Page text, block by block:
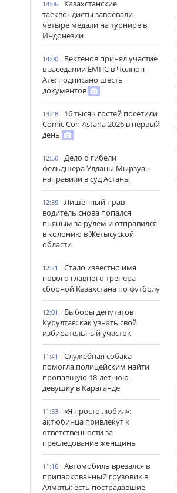
14:06
Казахстанские
таеквондисты завоевали
четыре медали на турнире в
Индонезии
14:00
Бектенов принял участие
в заседании ЕМПС в Чолпон-
Ате: подписано шесть
документов
13:48
16 тысяч гостей посетили
Comic Con Astana 2026 в первый
день
12:50
Дело о гибели
фельдшера Улданы Мырзуан
направили в суд Астаны
12:39
Лишённый прав
водитель снова попался
пьяным за рулём и отправился
в колонию в Жетысуской
области
12:21
Стало известно имя
нового главного тренера
сборной Казахстана по футболу
12:01
Выборы депутатов
Курултая: как узнать свой
избирательный участок
11:41
Служебная собака
помогла полицейским найти
пропавшую 18-летнюю
девушку в Караганде
11:33
«Я просто любил»:
актюбинца привлекут к
ответственности за
преследование женщины
11:16
Автомобиль врезался в
припаркованный грузовик в
Алматы: есть пострадавшие